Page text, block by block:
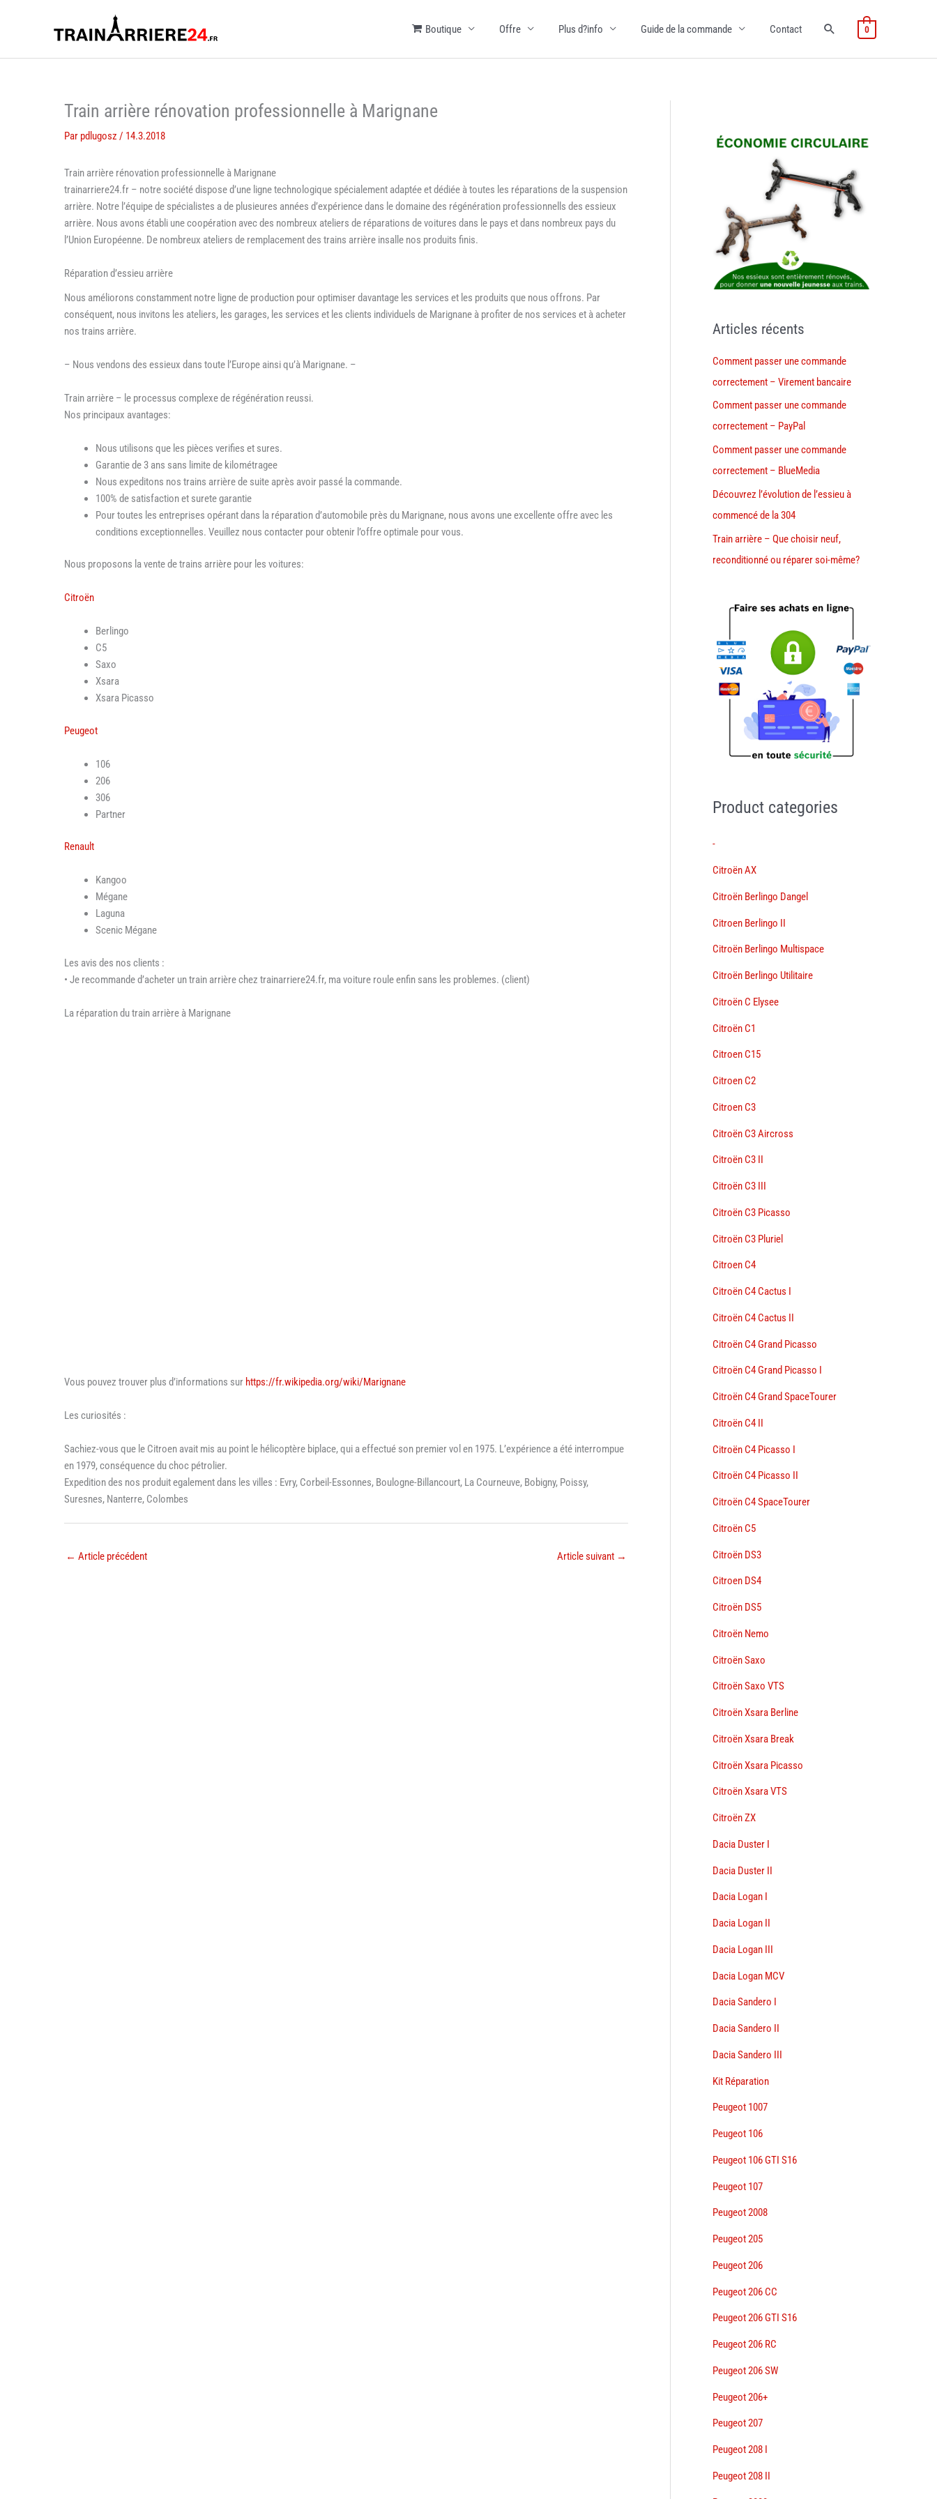
Boutique Offre Plus d?info Guide de la commande Contact 0
Train arrière rénovation professionnelle à Marignane
Par pdlugosz / 14.3.2018
Train arrière rénovation professionnelle à Marignane
trainarriere24.fr – notre société dispose d’une ligne technologique spécialement adaptée et dédiée à toutes les réparations de la suspension
arrière. Notre l’équipe de spécialistes a de plusieures années d’expérience dans le domaine des régénération professionnells des essieux
arrière. Nous avons établi une coopération avec des nombreux ateliers de réparations de voitures dans le pays et dans nombreux pays du
l’Union Européenne. De nombreux ateliers de remplacement des trains arrière insalle nos produits finis.
Réparation d’essieu arrière
Nous améliorons constamment notre ligne de production pour optimiser davantage les services et les produits que nous offrons. Par
conséquent, nous invitons les ateliers, les garages, les services et les clients individuels de Marignane à profiter de nos services et à acheter
nos trains arrière.
– Nous vendons des essieux dans toute l’Europe ainsi qu’à Marignane. –
Train arrière – le processus complexe de régénération reussi.
Nos principaux avantages:
Nous utilisons que les pièces verifies et sures.
Garantie de 3 ans sans limite de kilométragee
Nous expeditons nos trains arrière de suite après avoir passé la commande.
100% de satisfaction et surete garantie
Pour toutes les entreprises opérant dans la réparation d’automobile près du Marignane, nous avons une excellente offre avec les
conditions exceptionnelles. Veuillez nous contacter pour obtenir l’offre optimale pour vous.
Nous proposons la vente de trains arrière pour les voitures:
Citroën
Berlingo
C5
Saxo
Xsara
Xsara Picasso
Peugeot
106
206
306
Partner
Renault
Kangoo
Mégane
Laguna
Scenic Mégane
Les avis des nos clients :
• Je recommande d’acheter un train arrière chez trainarriere24.fr, ma voiture roule enfin sans les problemes. (client)
La réparation du train arrière à Marignane
Vous pouvez trouver plus d’informations sur https://fr.wikipedia.org/wiki/Marignane
Les curiosités :
Sachiez-vous que le Citroen avait mis au point le hélicoptère biplace, qui a effectué son premier vol en 1975. L’expérience a été interrompue
en 1979, conséquence du choc pétrolier.
Expedition des nos produit egalement dans les villes : Evry, Corbeil-Essonnes, Boulogne-Billancourt, La Courneuve, Bobigny, Poissy,
Suresnes, Nanterre, Colombes
← Article précédent Article suivant →
Articles récents
Comment passer une commande
correctement – Virement bancaire
Comment passer une commande
correctement – PayPal
Comment passer une commande
correctement – BlueMedia
Découvrez l’évolution de l’essieu à
commencé de la 304
Train arrière – Que choisir neuf,
reconditionné ou réparer soi-même?
Product categories
-
Citroën AX
Citroën Berlingo Dangel
Citroen Berlingo II
Citroën Berlingo Multispace
Citroën Berlingo Utilitaire
Citroën C Elysee
Citroën C1
Citroen C15
Citroen C2
Citroen C3
Citroën C3 Aircross
Citroën C3 II
Citroën C3 III
Citroën C3 Picasso
Citroën C3 Pluriel
Citroen C4
Citroën C4 Cactus I
Citroën C4 Cactus II
Citroën C4 Grand Picasso
Citroën C4 Grand Picasso I
Citroën C4 Grand SpaceTourer
Citroën C4 II
Citroën C4 Picasso I
Citroën C4 Picasso II
Citroën C4 SpaceTourer
Citroën C5
Citroën DS3
Citroen DS4
Citroën DS5
Citroën Nemo
Citroën Saxo
Citroën Saxo VTS
Citroën Xsara Berline
Citroën Xsara Break
Citroën Xsara Picasso
Citroën Xsara VTS
Citroën ZX
Dacia Duster I
Dacia Duster II
Dacia Logan I
Dacia Logan II
Dacia Logan III
Dacia Logan MCV
Dacia Sandero I
Dacia Sandero II
Dacia Sandero III
Kit Réparation
Peugeot 1007
Peugeot 106
Peugeot 106 GTI S16
Peugeot 107
Peugeot 2008
Peugeot 205
Peugeot 206
Peugeot 206 CC
Peugeot 206 GTI S16
Peugeot 206 RC
Peugeot 206 SW
Peugeot 206+
Peugeot 207
Peugeot 208 I
Peugeot 208 II